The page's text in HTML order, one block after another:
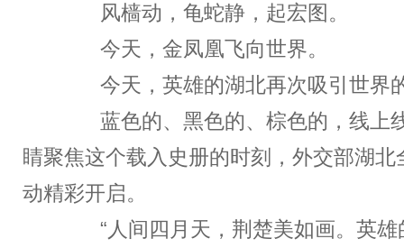
风樯动，龟蛇静，起宏图。
今天，金凤凰飞向世界。
今天，英雄的湖北再次吸引世界
蓝色的、黑色的、棕色的，线上
睛聚焦这个载入史册的时刻，外交部湖北
动精彩开启。
“人间四月天，荆楚美如画。英雄